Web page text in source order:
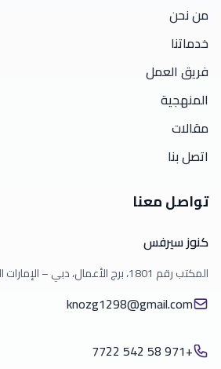
من نحن
خدماتنا
فريق العمل
المنهجية
مقالات
اتصل بنا
تواصل معنا
كنوز سيرفس
المكتب رقم 1801، برج الأعمال، دبي – الإمارات العربية المتحدة
knozg1298@gmail.com
+971 58 542 7722